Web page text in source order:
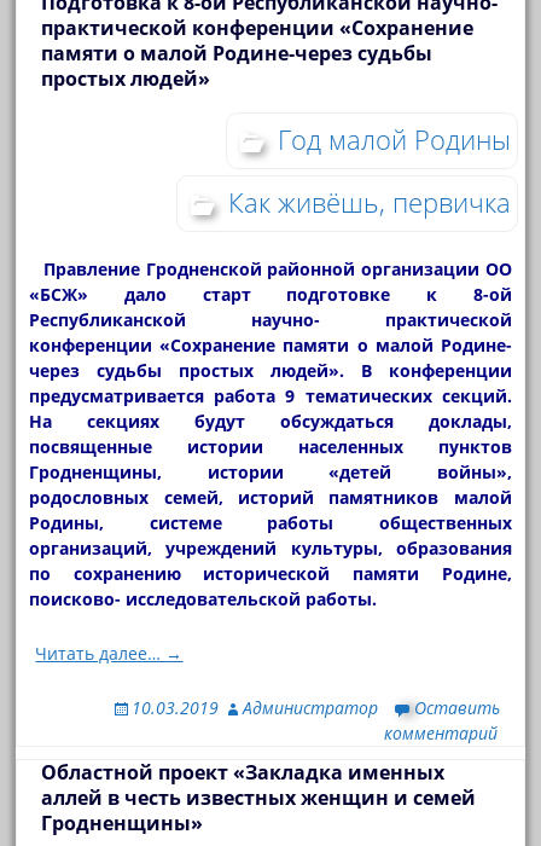
практической конференции «Сохранение
памяти о малой Родине-через судьбы
простых людей»
Год малой Родины
Как живёшь, первичка
Правление Гродненской районной организации ОО
«БСЖ» дало старт подготовке к 8-ой
Республиканской научно- практической
конференции «Сохранение памяти о малой Родине-
через судьбы простых людей». В конференции
предусматривается работа 9 тематических секций.
На секциях будут обсуждаться доклады,
посвященные истории населенных пунктов
Гродненщины, истории «детей войны»,
родословных семей, историй памятников малой
Родины, системе работы общественных
организаций, учреждений культуры, образования
по сохранению исторической памяти Родине,
поисково- исследовательской работы.
Читать далее… →
10.03.2019 Администратор
Оставить
комментарий
Областной проект «Закладка именных
аллей в честь известных женщин и семей
Гродненщины»